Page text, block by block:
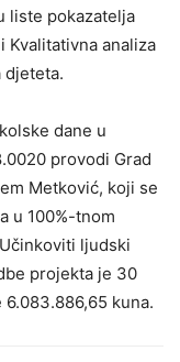
liste pokazatelja
analiza
djeteta.
dane u
provodi Grad
Metković, koji se
u 100%-tnom
ljudski
projekta je 30
kuna.